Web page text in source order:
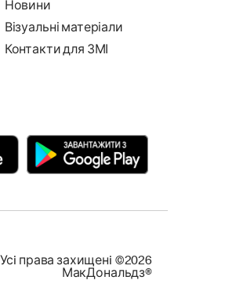
Новини
Візуальні матеріали
Контакти для ЗМІ
Усi права захищенi ©2026
МакДональдз®